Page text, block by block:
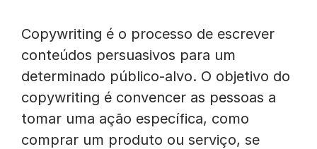
Copywriting é o processo de escrever
conteúdos persuasivos para um
determinado público-alvo. O objetivo do
copywriting é convencer as pessoas a
tomar uma ação específica, como
comprar um produto ou serviço, se